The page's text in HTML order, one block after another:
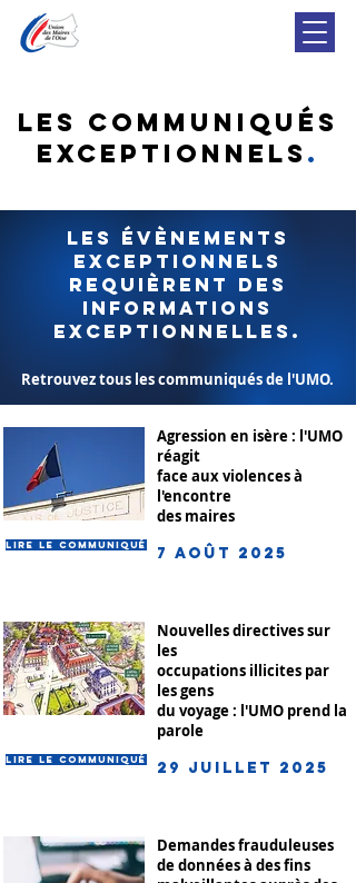
les Communiqués
exceptionnels .
Les évènements
exceptionnels
requièrent des
informations
exceptionnelles.
Retrouvez tous les communiqués de l'UMO.
Agression en isère : l'UMO
réagit
face aux violences à
l'encontre
des maires
Lire le communiqué 7 août 2025
Nouvelles directives sur
les
occupations illicites par
les gens
du voyage : l'UMO prend la
parole
Lire le communiqué 29 juillet 2025
Demandes frauduleuses
de données à des fins